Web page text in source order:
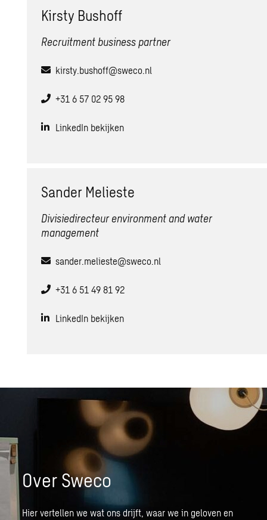
Kirsty Bushoff
Recruitment business partner
kirsty.bushoff@sweco.nl
+31 6 57 02 95 98
LinkedIn bekijken
Sander Melieste
Divisiedirecteur environment and water
management
sander.melieste@sweco.nl
+31 6 51 49 81 92
LinkedIn bekijken
Over Sweco
Hier vertellen we wat ons drijft, waar we in geloven en